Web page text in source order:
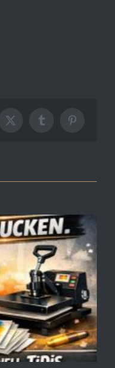
X TumblrPinterest